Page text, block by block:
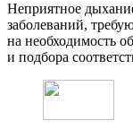
Неприятное
заболеваний,
на необходимость
и подбора